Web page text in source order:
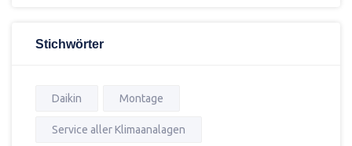
Stichwörter
Daikin Montage
Service aller Klimaanalagen